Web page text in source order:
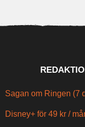
Sagan om Ringen (7
Disney+ för 49 kr /